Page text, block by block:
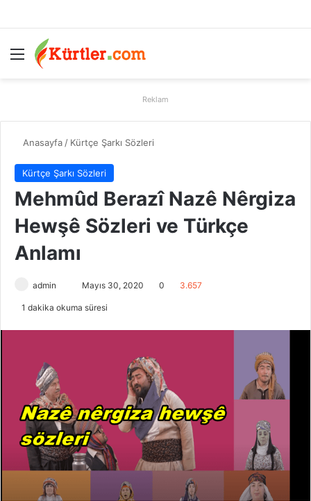
Menü
Reklam
Anasayfa / Kürtçe Şarkı Sözleri
Kürtçe Şarkı Sözleri
Mehmûd Berazî Nazê Nêrgiza
Hewşê Sözleri ve Türkçe
Anlamı
admin
s
t
a
g
ö
Mayıs 30, 2020 0 3.657
1 dakika okuma süresi